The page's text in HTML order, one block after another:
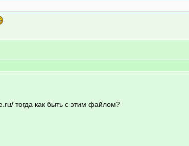
тогда как быть с этим файлом?